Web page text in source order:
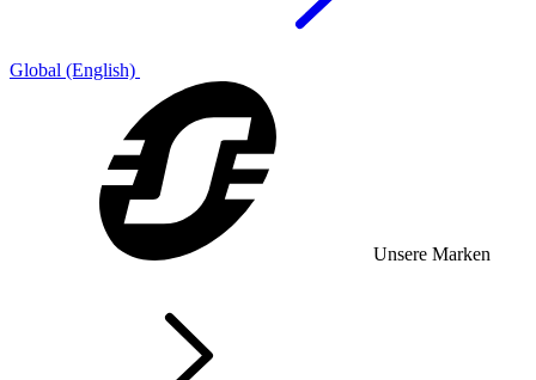
Global (English)
Unsere Marken